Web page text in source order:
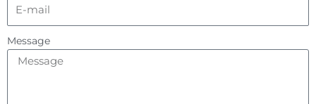
Message